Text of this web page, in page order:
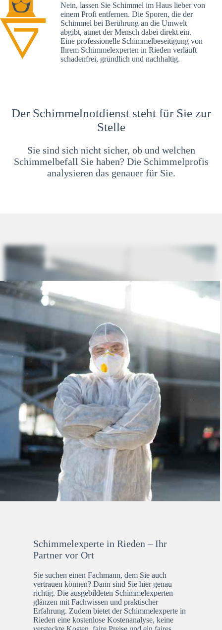
Nein, lassen Sie Schimmel im Haus lieber von
einem Profi entfernen. Die Sporen, die der
Schimmel bei Berührung an die Umwelt
abgibt, atmet der Mensch dabei direkt ein.
Eine professionelle Schimmelbeseitigung von
Ihrem Schimmelexperten in Rieden verläuft
schadenfrei, gründlich und nachhaltig.
Der Schimmelnotdienst steht für Sie zur
Stelle
Sie sind sich nicht sicher, ob und welchen
Schimmelbefall Sie haben? Die Schimmelprofis
analysieren das genauer für Sie.
Schimmelexperte in Rieden – Ihr
Partner vor Ort
Sie suchen einen Fachmann, dem Sie auch
vertrauen können? Dann sind Sie hier genau
richtig. Die ausgebildeten Schimmelexperten
glänzen mit Fachwissen und praktischer
Erfahrung. Zudem bietet der Schimmelexperte in
Rieden eine kostenlose Kostenanalyse, keine